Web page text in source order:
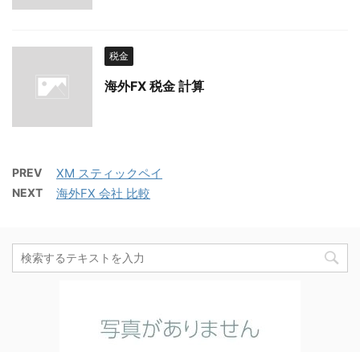
税金
海外FX 税金 計算
PREV XM スティックペイ
NEXT 海外FX 会社 比較